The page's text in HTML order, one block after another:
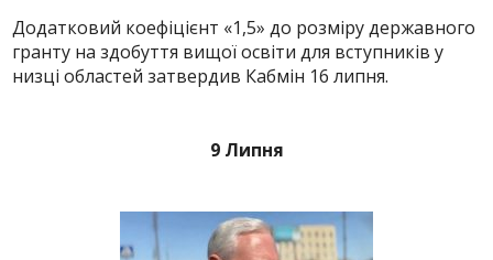
Додатковий коефіцієнт «1,5» до розміру державного
гранту на здобуття вищої освіти для вступників у
низці областей затвердив Кабмін 16 липня.
9 Липня